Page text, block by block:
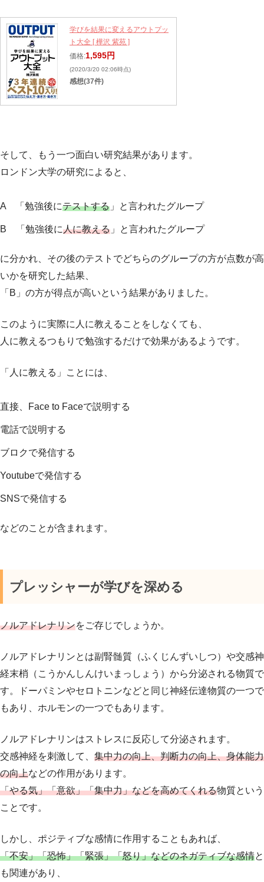
学びを結果に変えるアウトプッ
ト大全 [ 樺沢 紫苑 ]
価格:1,595円
(2020/3/20 02:06時点)
感想(37件)
そして、もう一つ面白い研究結果があります。
ロンドン大学の研究によると、
A 「勉強後にテストする 」と言われたグループ
B 「勉強後に人に教える 」と言われたグループ
に分かれ、その後のテストでどちらのグループの方が点数が高
いかを研究した結果、
「B」の方が得点が高いという結果がありました。
このように実際に人に教えることをしなくても、
人に教えるつもりで勉強するだけで効果があるようです。
「人に教える」ことには、
直接、Face to Faceで説明する
電話で説明する
ブロクで発信する
Youtubeで発信する
SNSで発信する
などのことが含まれます。
プレッシャーが学びを深める
ノルアドレナリンをご存じでしょうか。
ノルアドレナリンとは副腎髄質（ふくじんずいしつ）や交感神
経末梢（こうかんしんけいまっしょう）から分泌される物質で
す。ドーパミンやセロトニンなどと同じ神経伝達物質の一つで
もあり、ホルモンの一つでもあります。
ノルアドレナリンはストレスに反応して分泌されます。
交感神経を刺激して、 集中力の向上、判断力の向上、身体能力
の向上などの作用があります。
「やる気」「意欲」「集中力」などを高めてくれる物質という
ことです。
しかし、ポジティブな感情に作用することもあれば、
「不安」「恐怖」「緊張」「怒り」などのネガティブな感情と
も関連があり、